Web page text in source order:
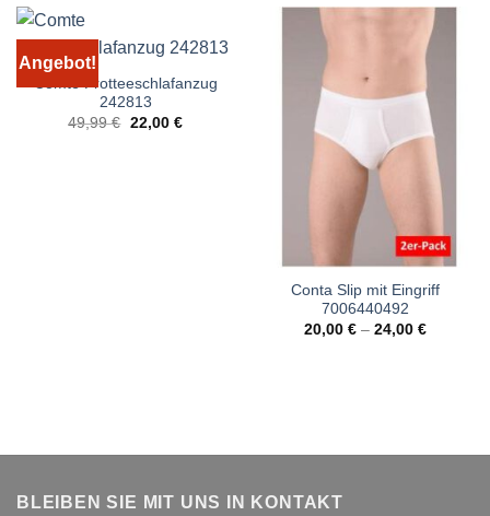
Angebot!
Comte Frotteeschlafanzug
242813
49,99€ Ursprünglicher
22,00 €Aktueller
Conta Slip mit Eingriff
7006440492
20,00 €– 24,00 €
BLEIBEN SIE MIT UNS IN KONTAKT